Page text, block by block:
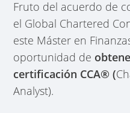
Fruto del acuerdo de
el Global Chartered
este Máster en
oportunidad de
certificación CCA® (
Analyst).